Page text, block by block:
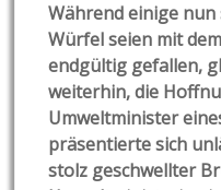
Während einige nun
Würfel seien mit
endgültig gefallen,
weiterhin, die
Umweltminister
präsentierte sich
stolz geschwellter